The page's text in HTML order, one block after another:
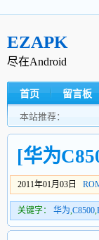
EZAPK
尽在Android
首页 留言板
本站推荐：
[华为
2011年01月03日
关键字： 华为,C8500,